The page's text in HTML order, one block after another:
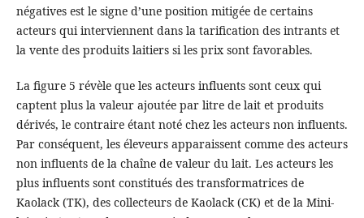
négatives est le signe d’une position mitigée de certains
acteurs qui interviennent dans la tarification des intrants et
la vente des produits laitiers si les prix sont favorables.
La figure 5 révèle que les acteurs influents sont ceux qui
captent plus la valeur ajoutée par litre de lait et produits
dérivés, le contraire étant noté chez les acteurs non influents.
Par conséquent, les éleveurs apparaissent comme des acteurs
non influents de la chaîne de valeur du lait. Les acteurs les
plus influents sont constitués des transformatrices de
Kaolack (TK), des collecteurs de Kaolack (CK) et de la Mini-